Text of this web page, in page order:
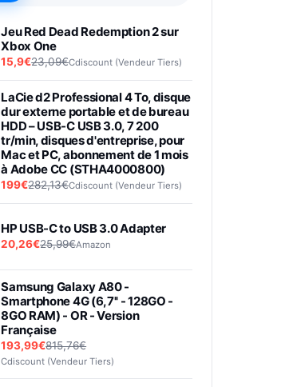
Jeu Red Dead Redemption 2 sur
Xbox One
15,9€23,09€Cdiscount (Vendeur Tiers)
LaCie d2 Professional 4 To, disque
dur externe portable et de bureau
HDD – USB-C USB 3.0, 7 200
tr/min, disques d'entreprise, pour
Mac et PC, abonnement de 1 mois
à Adobe CC (STHA4000800)
199€282,13€Cdiscount (Vendeur Tiers)
HP USB-C to USB 3.0 Adapter
20,26€25,99€Amazon
Samsung Galaxy A80 -
Smartphone 4G (6,7'' - 128GO -
8GO RAM) - OR - Version
Française
193,99€815,76€
Cdiscount (Vendeur Tiers)